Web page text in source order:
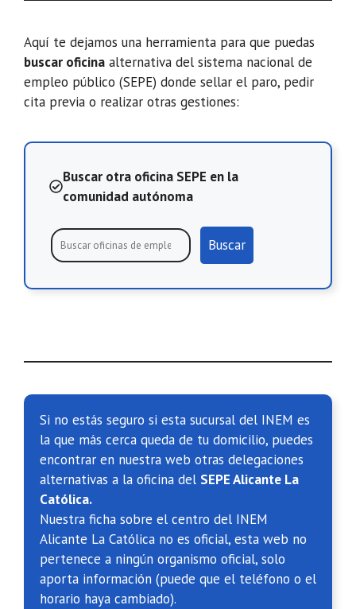
Aquí te dejamos una herramienta para que puedas
buscar oficina alternativa del sistema nacional de
empleo público (SEPE) donde sellar el paro, pedir
cita previa o realizar otras gestiones:
Buscar otra oficina SEPE en la
comunidad autónoma
Buscar
Si no estás seguro si esta sucursal del INEM es
la que más cerca queda de tu domicilio, puedes
encontrar en nuestra web otras delegaciones
alternativas a la oficina del SEPE Alicante La
Católica.
Nuestra ficha sobre el centro del INEM
Alicante La Católica no es oficial, esta web no
pertenece a ningún organismo oficial, solo
aporta información (puede que el teléfono o el
horario haya cambiado).